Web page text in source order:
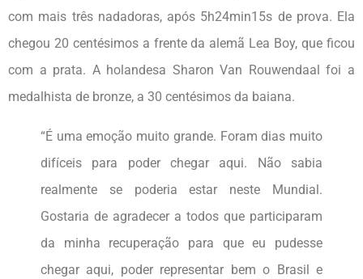
com mais três nadadoras, após 5h24min15s de prova. Ela
chegou 20 centésimos a frente da alemã Lea Boy, que ficou
com a prata. A holandesa Sharon Van Rouwendaal foi a
medalhista de bronze, a 30 centésimos da baiana.
“É uma emoção muito grande. Foram dias muito
difíceis para poder chegar aqui. Não sabia
realmente se poderia estar neste Mundial.
Gostaria de agradecer a todos que participaram
da minha recuperação para que eu pudesse
chegar aqui, poder representar bem o Brasil e